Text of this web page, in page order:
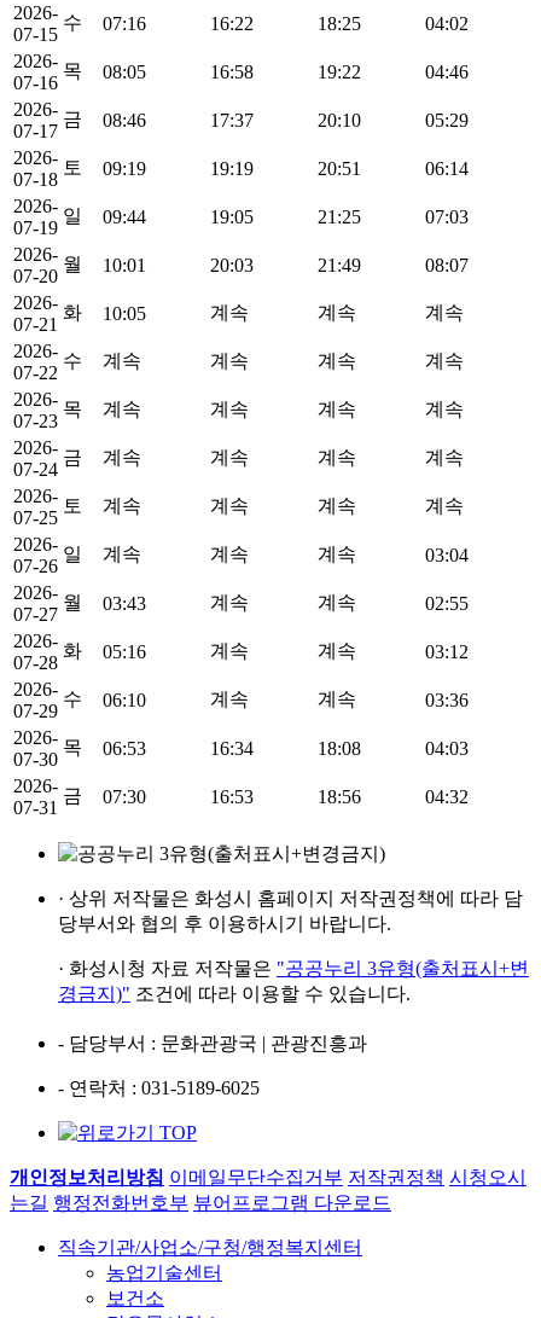
2026-
07-15
수 07:16 16:22 18:25
04:02
2026-
07-16
목 08:05 16:58 19:22
04:46
2026-
07-17
금 08:46 17:37 20:10
05:29
2026-
07-18
토 09:19 19:19 20:51
06:14
2026-
07-19
일 09:44 19:05 21:25
07:03
2026-
07-20
월 10:01 20:03 21:49
08:07
2026-
07-21
화 10:05 계속 계속
계속
2026-
07-22
수 계속 계속 계속
계속
2026-
07-23
목 계속 계속 계속
계속
2026-
07-24
금 계속 계속 계속
계속
2026-
07-25
토 계속 계속 계속
계속
2026-
07-26
일 계속 계속 계속
03:04
2026-
07-27
월 03:43 계속 계속
02:55
2026-
07-28
화 05:16 계속 계속
03:12
2026-
07-29
수 06:10 계속 계속
03:36
2026-
07-30
목 06:53 16:34 18:08
04:03
2026-
07-31
금 07:30 16:53 18:56 04:32
· 상위 저작물은 화성시 홈페이지 저작권정책에 따라 담
당부서와 협의 후 이용하시기 바랍니다.
· 화성시청 자료 저작물은 "공공누리 3유형(출처표시+변
경금지)" 조건에 따라 이용할 수 있습니다.
- 담당부서 : 문화관광국 | 관광진흥과
- 연락처 : 031-5189-6025
개인정보처리방침 이메일무단수집거부 저작권정책 시청오시
는길 행정전화번호부 뷰어프로그램 다운로드
직속기관/사업소/구청/행정복지센터
농업기술센터
보건소